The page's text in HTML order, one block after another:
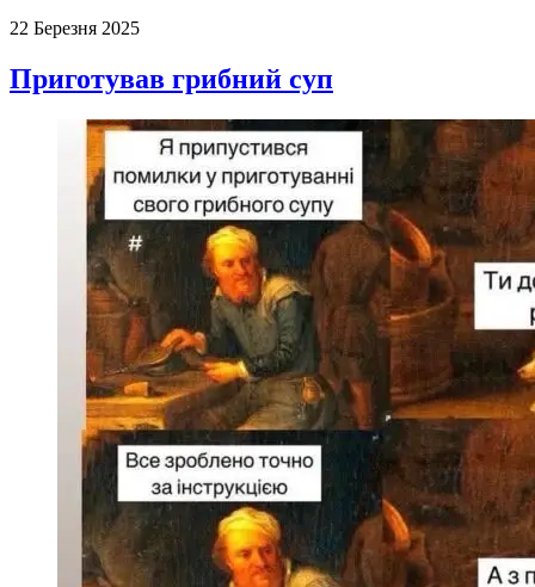
22 Березня 2025
Приготував грибний суп